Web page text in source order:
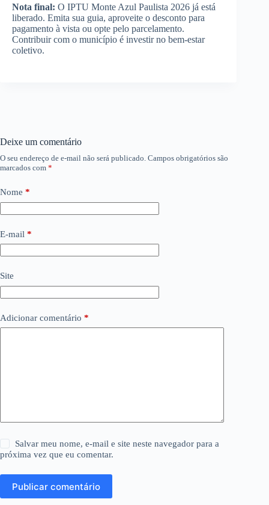
Nota final: O IPTU Monte Azul Paulista 2026 já está
liberado. Emita sua guia, aproveite o desconto para
pagamento à vista ou opte pelo parcelamento.
Contribuir com o município é investir no bem-estar
coletivo.
Deixe um comentário
O seu endereço de e-mail não será publicado. Campos obrigatórios são
marcados com *
Nome *
E-mail *
Site
Adicionar comentário *
Salvar meu nome, e-mail e site neste navegador para a
próxima vez que eu comentar.
Publicar comentário